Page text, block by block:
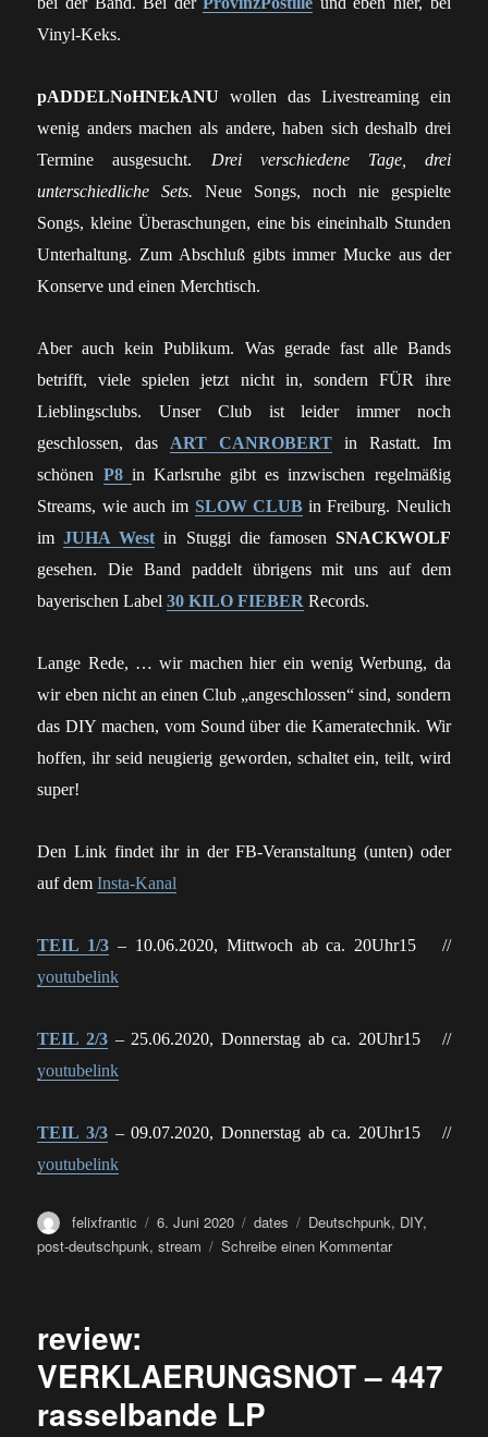
Vinyl-Keks.
pADDELNoHNEkANU wollen das Livestreaming ein
wenig anders machen als andere, haben sich deshalb drei
Termine ausgesucht. Drei verschiedene Tage, drei
unterschiedliche Sets. Neue Songs, noch nie gespielte
Songs, kleine Überaschungen, eine bis eineinhalb Stunden
Unterhaltung. Zum Abschluß gibts immer Mucke aus der
Konserve und einen Merchtisch.
Aber auch kein Publikum. Was gerade fast alle Bands
betrifft, viele spielen jetzt nicht in, sondern FÜR ihre
Lieblingsclubs. Unser Club ist leider immer noch
geschlossen, das ART CANROBERT in Rastatt. Im
schönen P8 in Karlsruhe gibt es inzwischen regelmäßig
Streams, wie auch im SLOW CLUBin Freiburg. Neulich
imJUHA West in Stuggi die famosen SNACKWOLF
gesehen. Die Band paddelt übrigens mit uns auf dem
bayerischen Label30 KILO FIEBER Records.
Lange Rede, … wir machen hier ein wenig Werbung, da
wir eben nicht an einen Club „angeschlossen“ sind, sondern
das DIY machen, vom Sound über die Kameratechnik. Wir
hoffen, ihr seid neugierig geworden, schaltet ein, teilt, wird
super!
Den Link findet ihr in der FB-Veranstaltung (unten) oder
auf demInsta-Kanal
TEIL 1/3 – 10.06.2020, Mittwoch ab ca. 20Uhr15 //
youtubelink
TEIL 2/3 – 25.06.2020, Donnerstag ab ca. 20Uhr15 //
youtubelink
TEIL 3/3 – 09.07.2020, Donnerstag ab ca. 20Uhr15 //
youtubelink
Autor
felixfrantic
Veröffentlicht
am
6. Juni 2020 Kategorien
dates Schlagwörter
Deutschpunk, DIY,
post-deutschpunk,stream Schreibe einen Kommentarzu
im
review:
VERKLAERUNGSNOT – 447
rasselbande LP